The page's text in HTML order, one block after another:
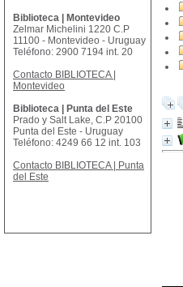
Biblioteca | Montevideo
Zelmar Michelini 1220 C.P
11100 - Montevideo - Uruguay
Teléfono: 2900 7194 int. 20
Contacto BIBLIOTECA |
Montevideo
Biblioteca | Punta del Este
Prado y Salt Lake, C.P 20100
Punta del Este - Uruguay
Teléfono: 4249 66 12 int. 103
Contacto BIBLIOTECA | Punta
del Este